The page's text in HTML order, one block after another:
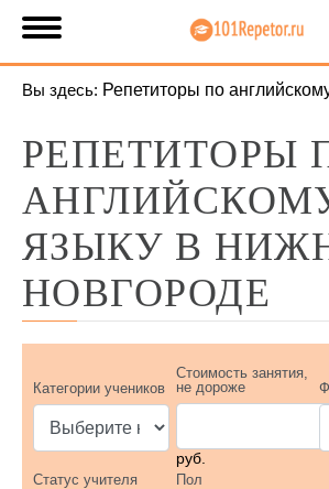
Вы здесь: Репетиторы по
РЕПЕТИТОРЫ
ЯЗЫКУ В
НОВГОРОДЕ
Категории учеников
Стоимость занятия,
не дороже
руб.
Статус учителя Пол